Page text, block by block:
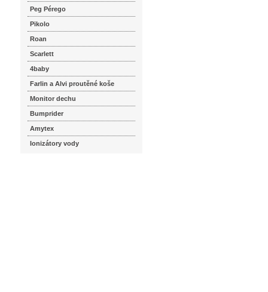
Peg Pérego
Pikolo
Roan
Scarlett
4baby
Farlin a Alvi proutěné koše
Monitor dechu
Bumprider
Amytex
Ionizátory vody